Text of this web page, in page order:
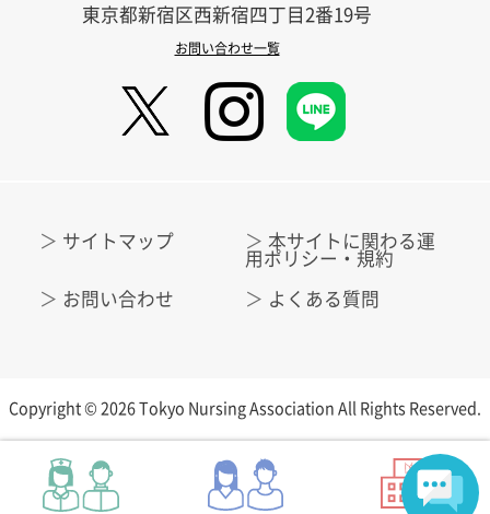
東京都新宿区西新宿四丁目2番19号
お問い合わせ一覧
サイトマップ 本サイトに関わる運
用ポリシー・規約
お問い合わせ
よくある質問
Copyright © 2026 Tokyo Nursing Association All Rights Reserved.